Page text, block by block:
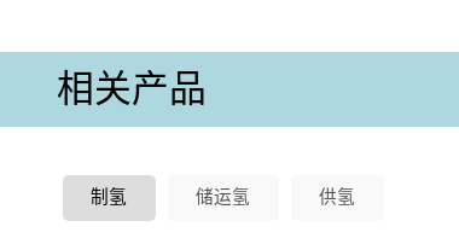
相关产品
制氢 储运氢 供氢